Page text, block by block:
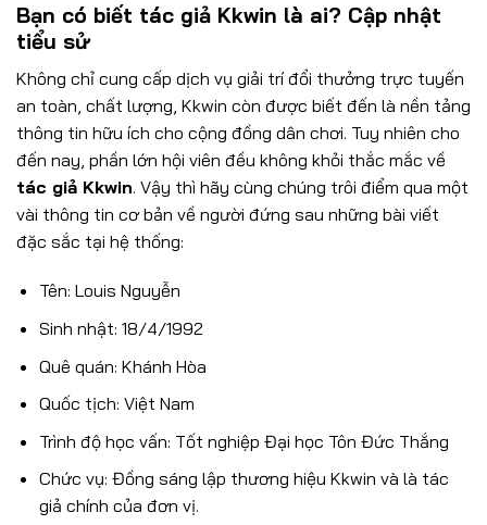
Bạn có biết tác giả Kkwin là ai? Cập nhật
tiểu sử
Không chỉ cung cấp dịch vụ giải trí đổi thưởng trực tuyến
an toàn, chất lượng, Kkwin còn được biết đến là nền tảng
thông tin hữu ích cho cộng đồng dân chơi. Tuy nhiên cho
đến nay, phần lớn hội viên đều không khỏi thắc mắc về
tác giả Kkwin. Vậy thì hãy cùng chúng trôi điểm qua một
vài thông tin cơ bản về người đứng sau những bài viết
đặc sắc tại hệ thống:
Tên: Louis Nguyễn
Sinh nhật: 18/4/1992
Quê quán: Khánh Hòa
Quốc tịch: Việt Nam
Trình độ học vấn: Tốt nghiệp Đại học Tôn Đức Thắng
Chức vụ: Đồng sáng lập thương hiệu Kkwin và là tác
giả chính của đơn vị.